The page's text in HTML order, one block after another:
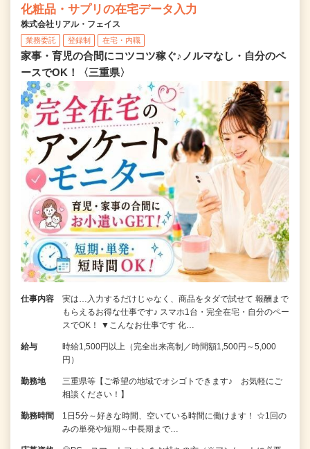
化粧品・サプリの在宅データ入力
株式会社リアル・フェイス
業務委託 登録制 在宅・内職
家事・育児の合間にコツコツ稼ぐ♪ノルマなし・自分のペ
ースでOK！〈三重県〉
仕事内容
実は…入力するだけじゃなく、商品をタダで試せて 報酬まで
もらえるお得な仕事です♪ スマホ1台・完全在宅・自分のペー
スでOK！ ▼こんなお仕事です 化…
給与
時給1,500円以上（完全出来高制／時間額1,500円～5,000
円）
勤務地
三重県等【ご希望の地域でオシゴトできます♪ お気軽にご
相談ください！】
勤務時間
1日5分～好きな時間、空いている時間に働けます！ ☆1回の
みの単発や短期～中長期まで…